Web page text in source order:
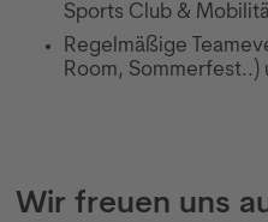
Sports Club &
Regelmäßige
Room, Sommerfest..)
Wir freuen uns